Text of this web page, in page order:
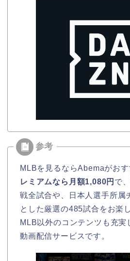
MLBを見るならAbemaがおす
レミアムなら月額1,080円 で
戦全試合や、日本人選手所属
とした厳選の485試合をお楽
MLB以外のコンテンツも充実
動画配信サービスです。